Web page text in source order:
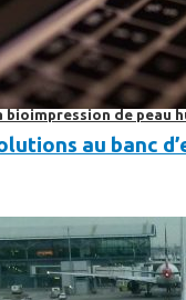
bioimpression de peau
au banc